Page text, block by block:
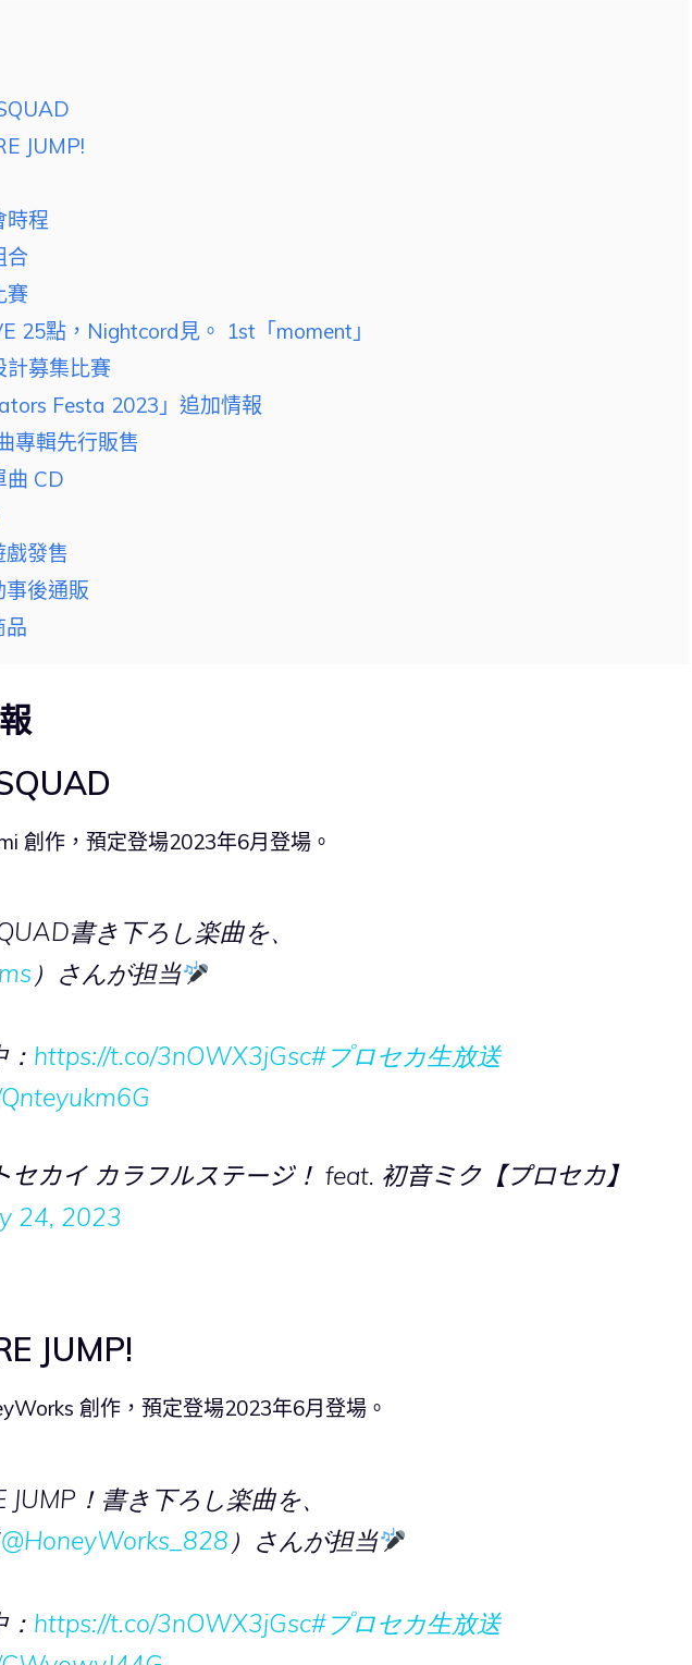
JUMP!
時程
合
賽
25點，Nightcord見。 1st「moment」
計募集比賽
Festa 2023」追加情報
專輯先行販售
曲 CD
戲發售
事後通販
品
創作，預定登場2023年6月登場。
書き下ろし楽曲を、
）さんが担当
https://t.co/3nOWX3jGsc#プロセカ生放送
カイ カラフルステージ！ feat. 初音ミク【プロセカ】
24, 2023
JUMP!
創作，預定登場2023年6月登場。
JUMP！書き下ろし楽曲を、
@HoneyWorks_828 ）さんが担当
https://t.co/3nOWX3jGsc#プロセカ生放送